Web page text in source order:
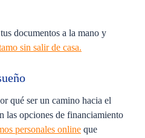
documentos a la mano y
sin salir de casa.
qué ser un camino hacia el
las opciones de financiamiento
personales online que